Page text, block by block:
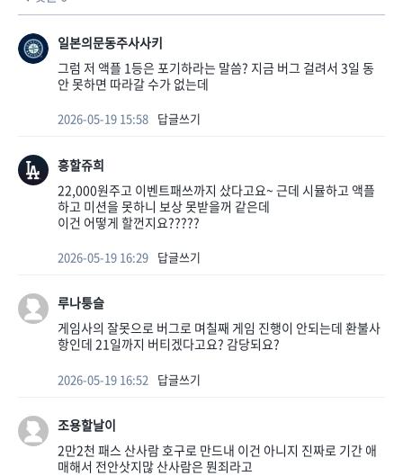
일본의문동주사사키
그럼 저 액플 1등은 포기하라는 말씀? 지금 버그 걸려서 3일 동
안 못하면 따라갈 수가 없는데
2026-05-19 15:58 답글쓰기
흥할쥬희
22,000원주고 이벤트패쓰까지 샀다고요~ 근데 시뮬하고 액플
하고 미션을 못하니 보상 못받을꺼 같은데
이건 어떻게 할껀지요?????
2026-05-19 16:29 답글쓰기
루나퉁슬
게임사의 잘못으로 버그로 며칠째 게임 진행이 안되는데 환불사
항인데 21일까지 버티겠다고요? 감당되요?
2026-05-19 16:52 답글쓰기
조용할날이
2만2천 패스 산사람 호구로 만드내 이건 아니지 진짜로 기간 애
매해서 전안삿지많 산사람은 뭔죄라고